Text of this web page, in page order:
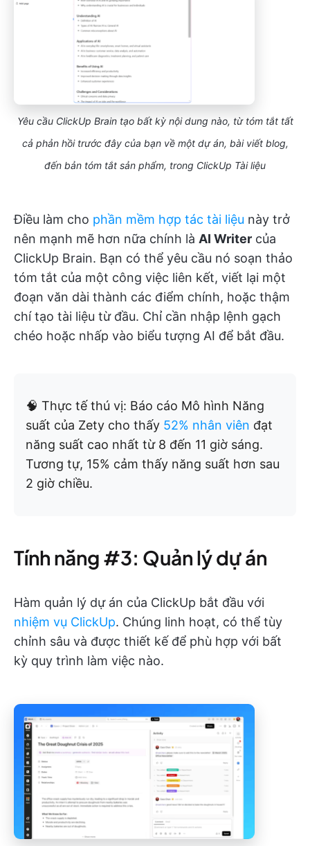
Yêu cầu ClickUp Brain tạo bất kỳ nội dung nào, từ tóm tắt tất
cả phản hồi trước đây của bạn về một dự án, bài viết blog,
đến bản tóm tắt sản phẩm, trong ClickUp Tài liệu
Điều làm cho phần mềm hợp tác tài liệu này trở
nên mạnh mẽ hơn nữa chính là AI Writer của
ClickUp Brain. Bạn có thể yêu cầu nó soạn thảo
tóm tắt của một công việc liên kết, viết lại một
đoạn văn dài thành các điểm chính, hoặc thậm
chí tạo tài liệu từ đầu. Chỉ cần nhập lệnh gạch
chéo hoặc nhấp vào biểu tượng AI để bắt đầu.
🧠 Thực tế thú vị: Báo cáo Mô hình Năng
suất của Zety cho thấy 52% nhân viên đạt
năng suất cao nhất từ 8 đến 11 giờ sáng.
Tương tự, 15% cảm thấy năng suất hơn sau
2 giờ chiều.
Tính năng #3: Quản lý dự án
Hàm quản lý dự án của ClickUp bắt đầu với
nhiệm vụ ClickUp. Chúng linh hoạt, có thể tùy
chỉnh sâu và được thiết kế để phù hợp với bất
kỳ quy trình làm việc nào.